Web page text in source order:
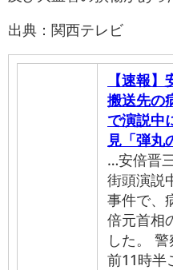
出典：関西テレビ
【速報
搬送先の
で演説
見「弾丸
…安倍晋
街頭演説
事件で、
倍元首相
した。
前11時半